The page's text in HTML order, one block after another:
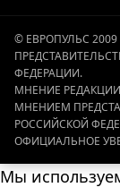
© ЕВРОПУЛЬС
ФЕДЕРАЦИИ.
МНЕНИЕ
МНЕНИЕМ
РОССИЙСКОЙ
ОФИЦИАЛЬНОЕ
Мы